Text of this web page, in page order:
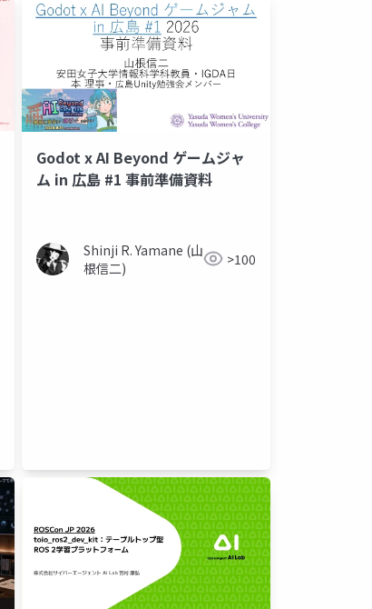
Godot x AI Beyond ゲームジャ
ム in 広島 #1 事前準備資料
Shinji R. Yamane (山
根信二)
>100